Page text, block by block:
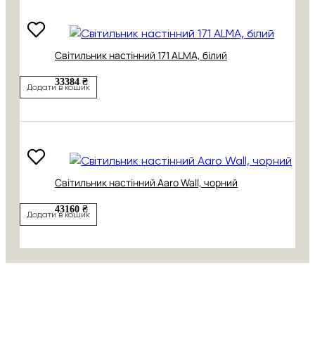
Світильник настінний 171 АLMA, білий
33384 ₴
Додати в кошик
Світильник настінний Aaro Wall, чорний
43160 ₴
Додати в кошик